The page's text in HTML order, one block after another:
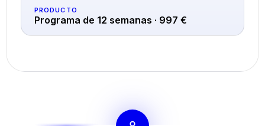
PRODUCTO
Programa de 12 semanas · 997 €